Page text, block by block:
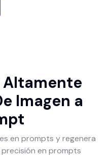
Imagen a
en prompts y regenera
en prompts